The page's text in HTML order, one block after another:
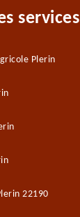
services
Plerin
22190